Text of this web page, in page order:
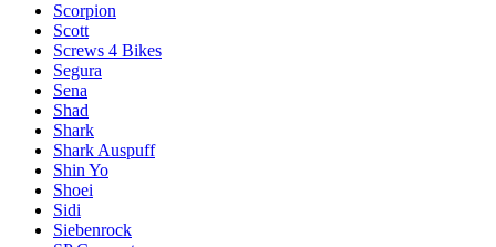
Scorpion
Scott
Screws 4 Bikes
Segura
Sena
Shad
Shark
Shark Auspuff
Shin Yo
Shoei
Sidi
Siebenrock